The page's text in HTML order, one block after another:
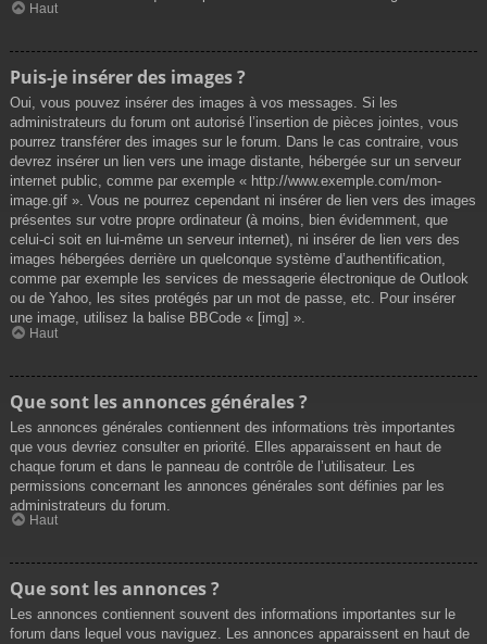
Haut
Puis-je insérer des images ?
Oui, vous pouvez insérer des images à vos messages. Si les
administrateurs du forum ont autorisé l’insertion de pièces jointes, vous
pourrez transférer des images sur le forum. Dans le cas contraire, vous
devrez insérer un lien vers une image distante, hébergée sur un serveur
internet public, comme par exemple « http://www.exemple.com/mon-
image.gif ». Vous ne pourrez cependant ni insérer de lien vers des images
présentes sur votre propre ordinateur (à moins, bien évidemment, que
celui-ci soit en lui-même un serveur internet), ni insérer de lien vers des
images hébergées derrière un quelconque système d’authentification,
comme par exemple les services de messagerie électronique de Outlook
ou de Yahoo, les sites protégés par un mot de passe, etc. Pour insérer
une image, utilisez la balise BBCode « [img] ».
Haut
Que sont les annonces générales ?
Les annonces générales contiennent des informations très importantes
que vous devriez consulter en priorité. Elles apparaissent en haut de
chaque forum et dans le panneau de contrôle de l’utilisateur. Les
permissions concernant les annonces générales sont définies par les
administrateurs du forum.
Haut
Que sont les annonces ?
Les annonces contiennent souvent des informations importantes sur le
forum dans lequel vous naviguez. Les annonces apparaissent en haut de